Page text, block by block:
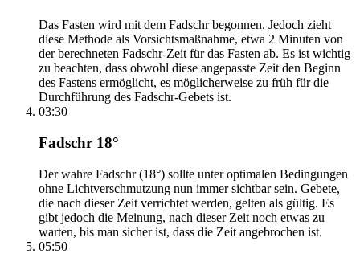
Das Fasten wird mit dem Fadschr begonnen. Jedoch zieht
diese Methode als Vorsichtsmaßnahme, etwa 2 Minuten von
der berechneten Fadschr-Zeit für das Fasten ab. Es ist wichtig
zu beachten, dass obwohl diese angepasste Zeit den Beginn
des Fastens ermöglicht, es möglicherweise zu früh für die
Durchführung des Fadschr-Gebets ist.
03:30
Fadschr 18°
Der wahre Fadschr (18°) sollte unter optimalen Bedingungen
ohne Lichtverschmutzung nun immer sichtbar sein. Gebete,
die nach dieser Zeit verrichtet werden, gelten als gültig. Es
gibt jedoch die Meinung, nach dieser Zeit noch etwas zu
warten, bis man sicher ist, dass die Zeit angebrochen ist.
05:50